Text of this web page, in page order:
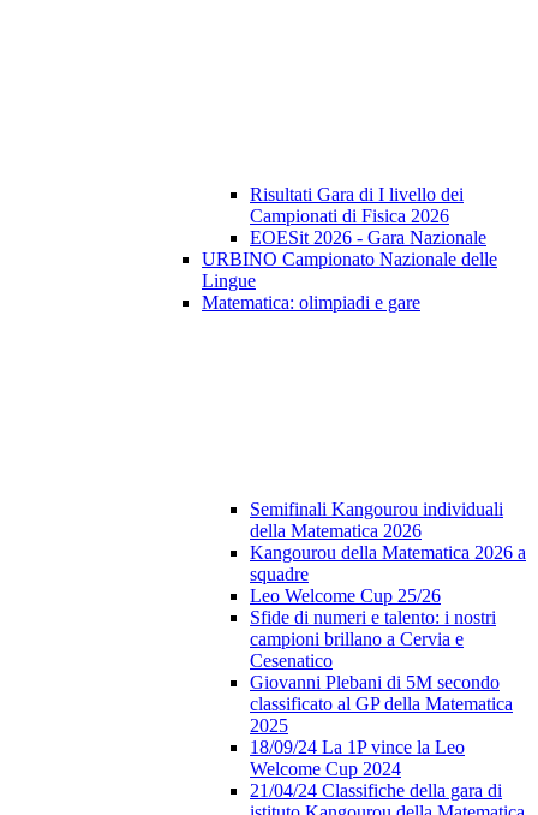
Risultati Gara di I livello dei
Campionati di Fisica 2026
EOESit 2026 - Gara Nazionale
URBINO Campionato Nazionale delle
Lingue
Matematica: olimpiadi e gare
Semifinali Kangourou individuali
della Matematica 2026
Kangourou della Matematica 2026 a
squadre
Leo Welcome Cup 25/26
Sfide di numeri e talento: i nostri
campioni brillano a Cervia e
Cesenatico
Giovanni Plebani di 5M secondo
classificato al GP della Matematica
2025
18/09/24 La 1P vince la Leo
Welcome Cup 2024
21/04/24 Classifiche della gara di